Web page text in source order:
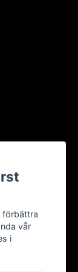
förbättra
vår
i